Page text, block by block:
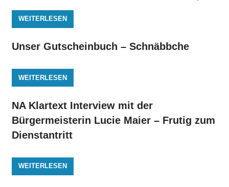
WEITERLESEN
Unser Gutscheinbuch – Schnäbbche
WEITERLESEN
NA Klartext Interview mit der
Bürgermeisterin Lucie Maier – Frutig zum
Dienstantritt
WEITERLESEN